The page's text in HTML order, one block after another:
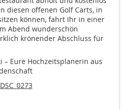
diesen offenen Golf Carts, in
können, fahrt Ihr in einer
Abend wunderschön
krönender Abschluss für
– Eure Hochzeitsplanerin aus